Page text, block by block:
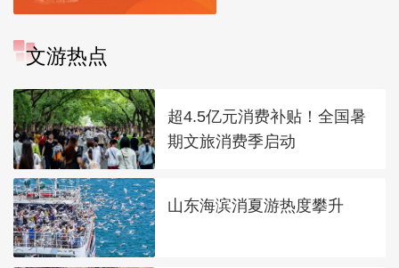
文游热点
超4.5亿元消费补贴！全国暑
期文旅消费季启动
山东海滨消夏游热度攀升